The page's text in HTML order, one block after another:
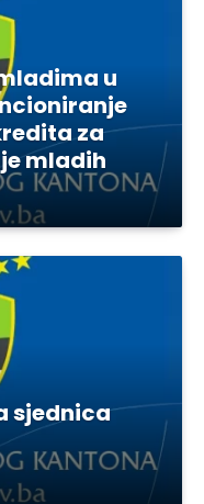
u
za
mladih
sjednica